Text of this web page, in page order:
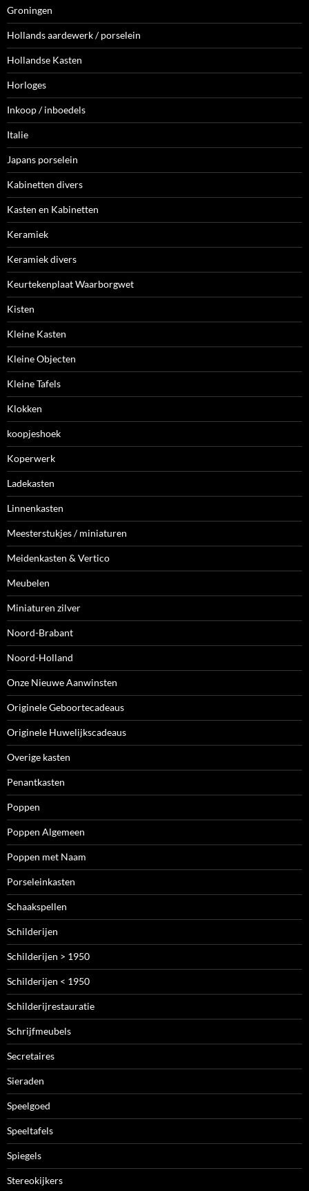
Groningen
Hollands aardewerk / porselein
Hollandse Kasten
Horloges
Inkoop / inboedels
Italie
Japans porselein
Kabinetten divers
Kasten en Kabinetten
Keramiek
Keramiek divers
Keurtekenplaat Waarborgwet
Kisten
Kleine Kasten
Kleine Objecten
Kleine Tafels
Klokken
koopjeshoek
Koperwerk
Ladekasten
Linnenkasten
Meesterstukjes / miniaturen
Meidenkasten & Vertico
Meubelen
Miniaturen zilver
Noord-Brabant
Noord-Holland
Onze Nieuwe Aanwinsten
Originele Geboortecadeaus
Originele Huwelijkscadeaus
Overige kasten
Penantkasten
Poppen
Poppen Algemeen
Poppen met Naam
Porseleinkasten
Schaakspellen
Schilderijen
Schilderijen > 1950
Schilderijen < 1950
Schilderijrestauratie
Schrijfmeubels
Secretaires
Sieraden
Speelgoed
Speeltafels
Spiegels
Stereokijkers